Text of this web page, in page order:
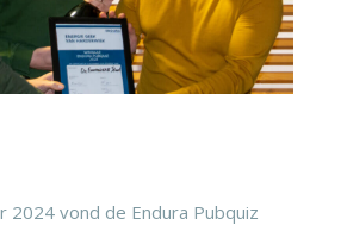
2024 vond de Endura Pubquiz